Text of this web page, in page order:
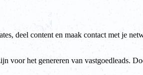
deel content en maak contact met je
voor het genereren van vastgoedleads.